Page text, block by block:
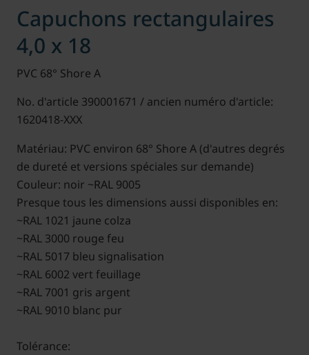
Capuchons rectangulaires
4,0 x 18
PVC 68° Shore A
No. d'article 390001671 / ancien numéro d'article:
1620418-XXX
Matériau: PVC environ 68° Shore A (d'autres degrés
de dureté et versions spéciales sur demande)
Couleur: noir ~RAL 9005
Presque tous les dimensions aussi disponibles en:
~RAL 1021 jaune colza
~RAL 3000 rouge feu
~RAL 5017 bleu signalisation
~RAL 6002 vert feuillage
~RAL 7001 gris argent
~RAL 9010 blanc pur
Tolérance: